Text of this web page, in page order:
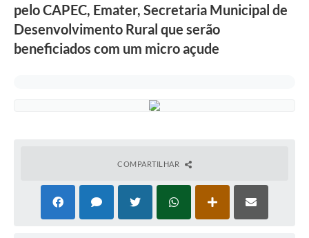
pelo CAPEC, Emater, Secretaria Municipal de
Desenvolvimento Rural que serão
beneficiados com um micro açude
COMPARTILHAR